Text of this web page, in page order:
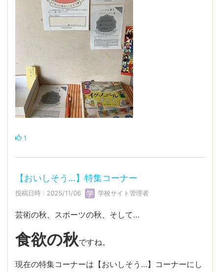
1
【おいしそう…】特集コーナー
投稿日時 : 2025/11/06 学校サイト管理者
芸術の秋、スポーツの秋、そして…
食欲の秋ですね。
現在の特集コーナーは【おいしそう…】コーナーにし